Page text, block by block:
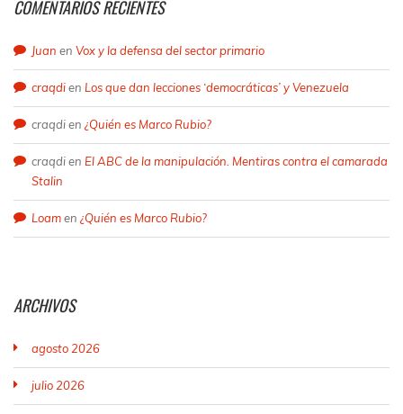
COMENTARIOS RECIENTES
Juan en Vox y la defensa del sector primario
craqdien Los que dan lecciones ‘democráticas’ y Venezuela
craqdien ¿Quién es Marco Rubio?
craqdien El ABC de la manipulación. Mentiras contra el camarada
Stalin
Loamen ¿Quién es Marco Rubio?
ARCHIVOS
agosto 2026
julio 2026